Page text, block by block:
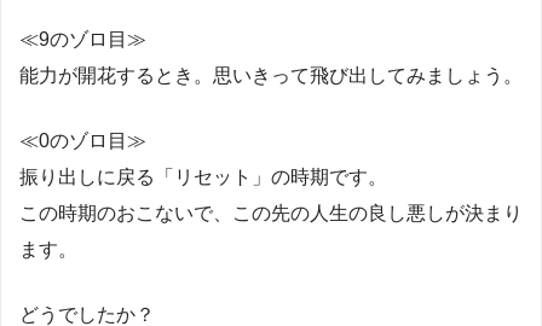
≪9のゾロ目≫
能力が開花するとき。思いきって飛び出してみましょう。
≪0のゾロ目≫
振り出しに戻る「リセット」の時期です。
この時期のおこないで、この先の人生の良し悪しが決まり
ます。
どうでしたか？